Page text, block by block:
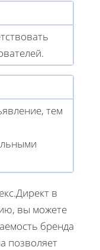
тем
в
вы можете
бренда
позволяет